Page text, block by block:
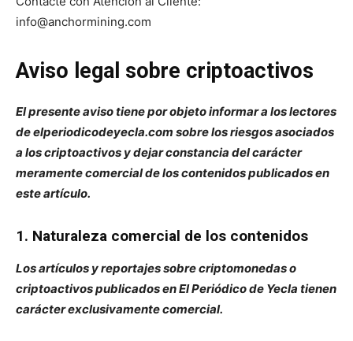
info@anchormining.com
Aviso legal sobre criptoactivos
El presente aviso tiene por objeto informar a los lectores
de elperiodicodeyecla.com sobre los riesgos asociados
a los criptoactivos y dejar constancia del carácter
meramente comercial de los contenidos publicados en
este artículo.
1. Naturaleza comercial de los contenidos
Los artículos y reportajes sobre criptomonedas o
criptoactivos publicados en El Periódico de Yecla tienen
carácter exclusivamente comercial.